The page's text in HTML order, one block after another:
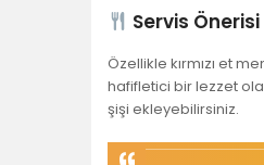
Servis Önerisi
Özellikle kırmızı et
hafifletici bir lezzet
şişi ekleyebilirsiniz.